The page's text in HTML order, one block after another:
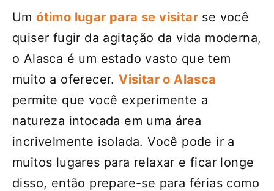
Umótimo lugar para se visitar se você
quiser fugir da agitação da vida moderna,
o Alasca é um estado vasto que tem
muito a oferecer.Visitar o Alasca
permite que você experimente a
natureza intocada em uma área
incrivelmente isolada. Você pode ir a
muitos lugares para relaxar e ficar longe
disso, então prepare-se para férias como